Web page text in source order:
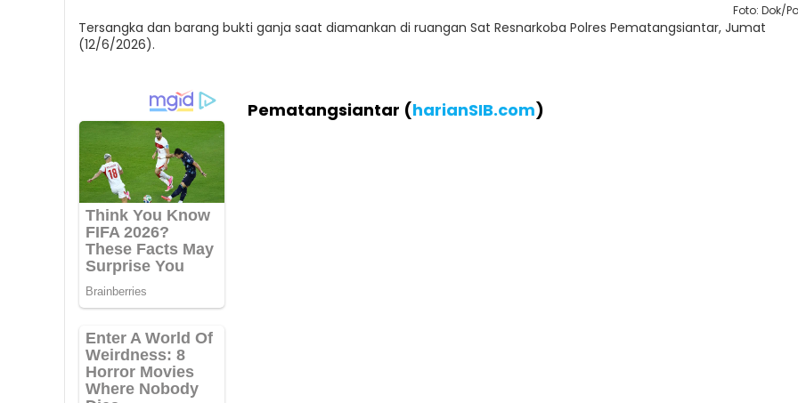
Foto: Dok/
Tersangka dan barang bukti ganja saat diamankan di ruangan Sat Resnarkoba Polres Pematangsiantar, Jumat
(12/6/2026).
Pematangsiantar (harianSIB.com)